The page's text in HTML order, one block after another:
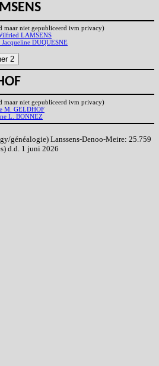
maar niet gepubliceerd ivm privacy)
LAMSENS
Jacqueline DUQUESNE
maar niet gepubliceerd ivm privacy)
M. GELDHOF
L. BONNEZ
généalogie) Lanssens-Denoo-Meire: 25.759
d.d. 1 juni 2026